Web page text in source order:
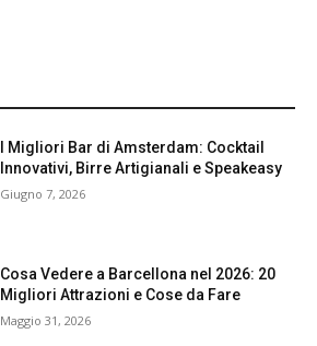
I Migliori Bar di Amsterdam: Cocktail
Innovativi, Birre Artigianali e Speakeasy
Giugno 7, 2026
Cosa Vedere a Barcellona nel 2026: 20
Migliori Attrazioni e Cose da Fare
Maggio 31, 2026